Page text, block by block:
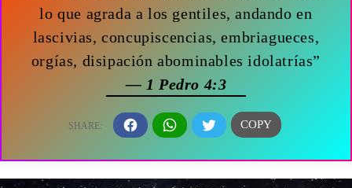
lo que agrada a los gentiles, andando en
lascivias, concupiscencias, embriagueces,
orgías, disipación abominables idolatrías”
— 1 Pedro 4:3